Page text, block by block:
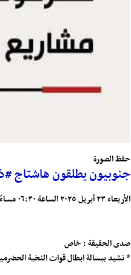
حفظ الصورة
جنوبيون يطلقون
الأربعاء ٢٣ أبريل ٢٠٢٥ الساعة ٠٦:٣٠ مساءً
صدى الحقيقة : خاص
* نشيد ببسالة ابطال قوات النخبة